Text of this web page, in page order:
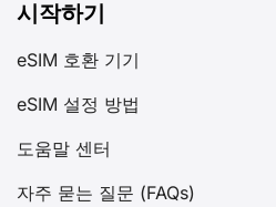
시작하기
eSIM 호환 기기
eSIM 설정 방법
도움말 센터
자주 묻는 질문 (FAQs)